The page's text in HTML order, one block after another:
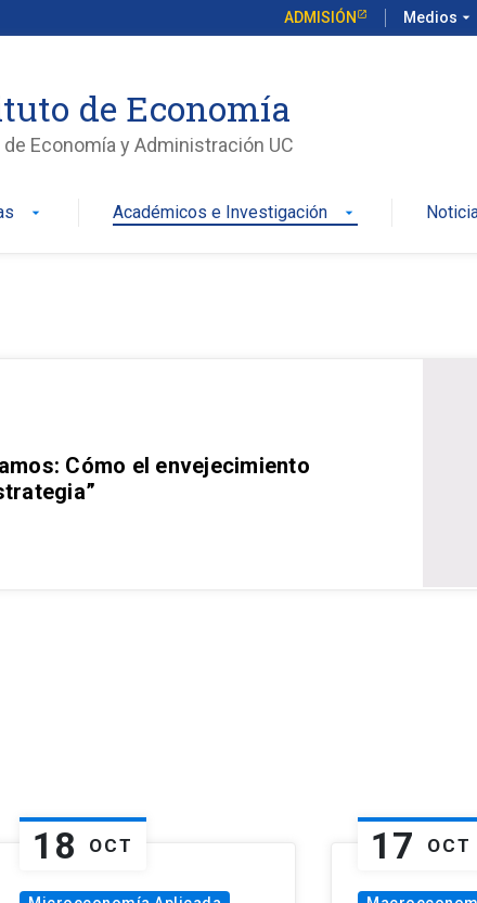
ADMISIÓN Medios arrow_drop_down
de Economía
de Economía y Administración UC
arrow_drop_down Académicos e Investigación arrow_drop_down
Cómo el envejecimiento
18 OCT 17 OCT